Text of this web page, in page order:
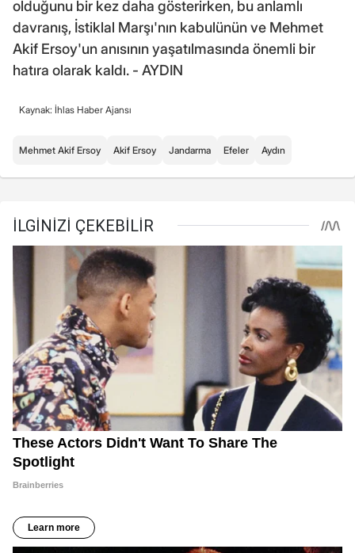
olduğunu bir kez daha gösterirken, bu anlamlı
davranış, İstiklal Marşı'nın kabulünün ve Mehmet
Akif Ersoy'un anısının yaşatılmasında önemli bir
hatıra olarak kaldı. - AYDIN
Kaynak: İhlas Haber Ajansı
Mehmet Akif Ersoy Akif Ersoy Jandarma Efeler Aydın